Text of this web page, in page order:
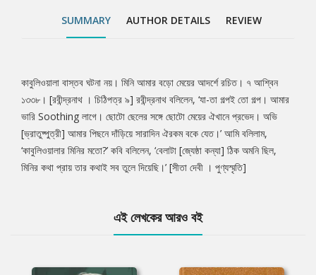
SUMMARY AUTHOR DETAILS REVIEW
Tab
Article
কাবুলিওয়ালা বাস্তব ঘটনা নয়। মিনি আমার বড়ো মেয়ের আদর্শে রচিত। ৭ আশ্বিন
১৩৩৮। [রবীন্দ্রনাথ । চিঠিপত্র ৯] রবীন্দ্রনাথ বলিলেন, ‘যা-তা গল্পই তো গল্প। আমার
ভারি Soothing লাগে। ছোটো ছেলের সঙ্গে ছোটো মেয়ের ঐখানে প্রভেদ। অভি
[ভ্রাতুষ্পুত্রী] আমার পিছনে দাঁড়িয়ে সারাদিন ঐরকম বকে যেত।’ আমি বলিলাম,
‘কাবুলিওয়ালার মিনির মতো?’ কবি বলিলেন, ‘বেলাটা [জ্যেষ্ঠা কন্যা] ঠিক অমনি ছিল,
মিনির কথা প্রায় তার কথাই সব তুলে দিয়েছি।’ [সীতা দেবী । পুণ্যস্মৃতি]
এই লেখকের আরও বই